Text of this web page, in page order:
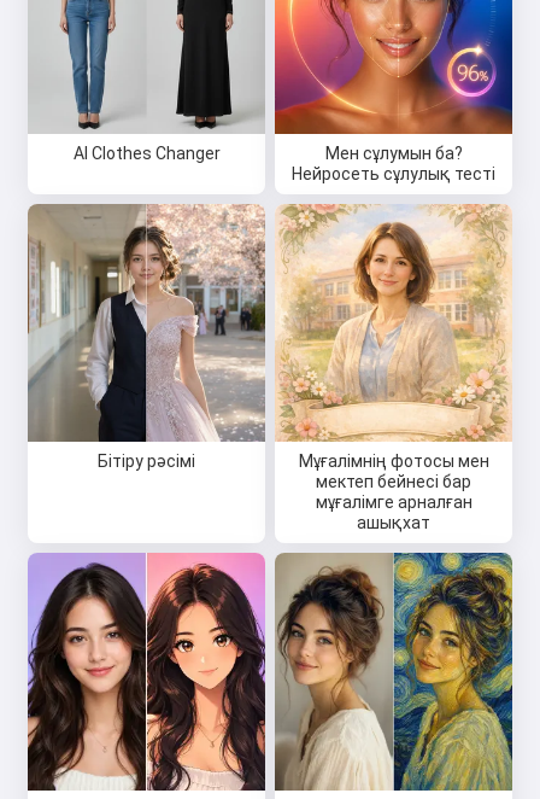
AI Clothes Changer
Мен сұлумын ба?
Нейросеть сұлулық тесті
Бітіру рәсімі
Мұғалімнің фотосы мен
мектеп бейнесі бар
мұғалімге арналған
ашықхат